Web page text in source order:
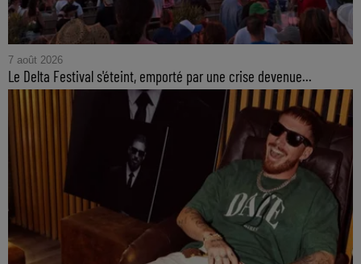
7 août 2026
Le Delta Festival s'éteint, emporté par une crise devenue...